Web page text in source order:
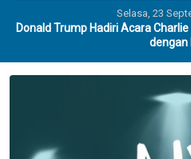
Selasa, 23
Donald Trump Hadiri Acara
dengan